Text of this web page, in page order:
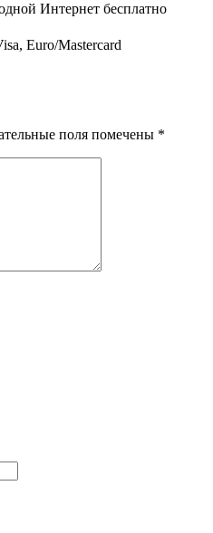
Интернет бесплатно
Euro/Mastercard
поля помечены *